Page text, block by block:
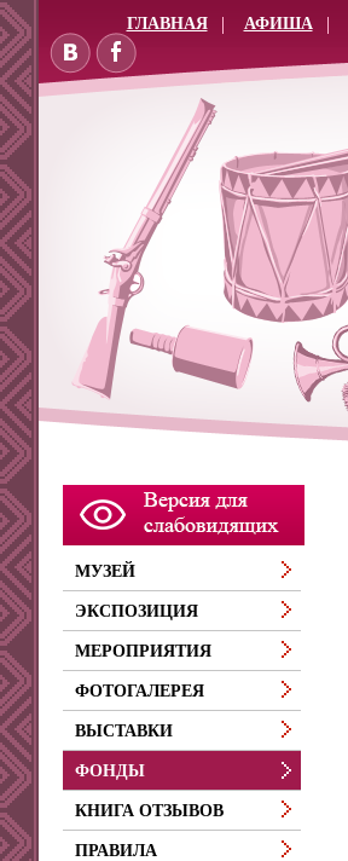
ГЛАВНАЯ АФИША
МУЗЕЙ
ЭКСПОЗИЦИЯ
МЕРОПРИЯТИЯ
ФОТОГАЛЕРЕЯ
ВЫСТАВКИ
ФОНДЫ
КНИГА ОТЗЫВОВ
ПРАВИЛА